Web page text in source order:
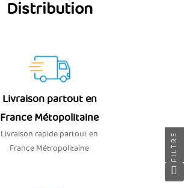
Distribution
Livraison partout en
France Métopolitaine
Livraison rapide partout en
France Métropolitaine
FILTRE